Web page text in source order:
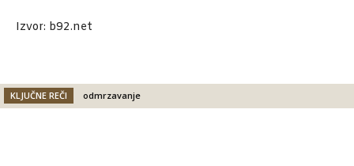
Izvor: b92.net
KLJUČNE REČI odmrzavanje